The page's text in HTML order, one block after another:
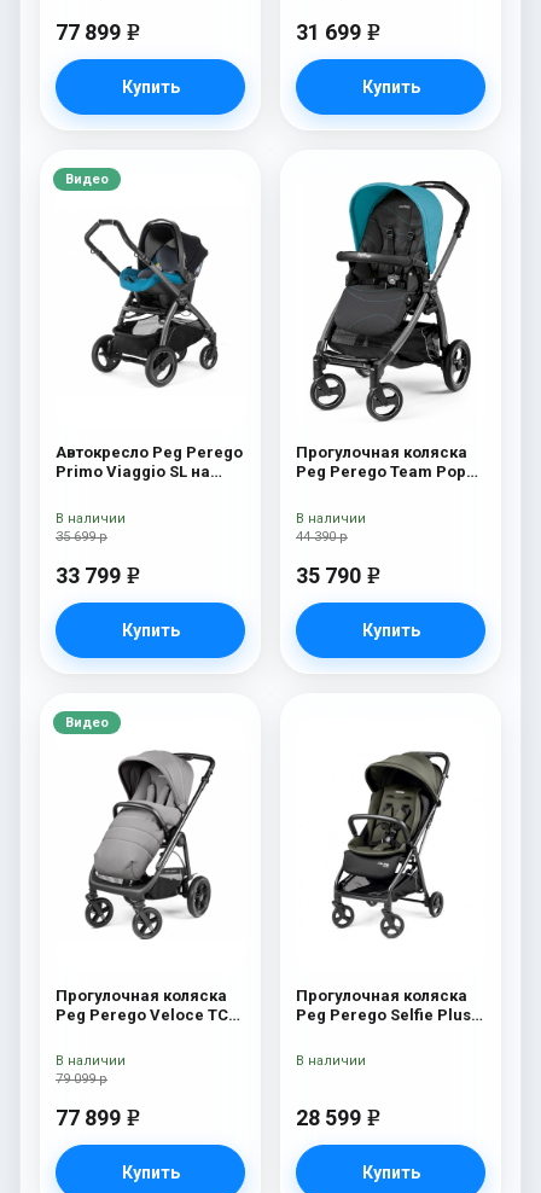
77 899 e
Купить
31 699 e
Купить
Видео
Автокресло Peg Perego
Primo Viaggio SL на
White/Black) Oceano
35 699 р
33 799 e
Купить
В наличии
Прогулочная коляска
Peg Perego Team Pop
Scuba
44 390 р
35 790 e
Купить
В наличии
Видео
Прогулочная коляска
Peg Perego Veloce TC
Peg Perego Veloce TC
(Mercury New)
79 099 р
77 899 e
Купить
В наличии
Прогулочная коляска
Peg Perego Selfie Plus
28 599 e
Купить
В наличии